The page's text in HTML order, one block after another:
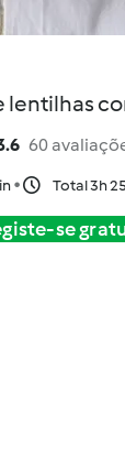
lentilhas
60
Total 3h
se